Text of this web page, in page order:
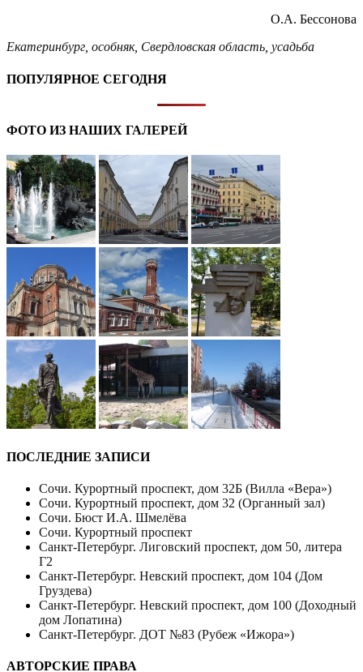
О.А. Бессонова
Екатеринбург особняк, Свердловская область усадьба
ПОПУЛЯРНОЕ СЕГОДНЯ
ФОТО ИЗ НАШИХ ГАЛЕРЕЙ
ПОСЛЕДНИЕ ЗАПИСИ
Сочи. Курортный проспект, дом 32Б (Вилла «Вера»)
Сочи. Курортный проспект, дом 32 (Органный зал)
Сочи. Бюст И.А. Шмелёва
Сочи. Курортный проспект
Санкт-Петербург. Лиговский проспект, дом 50, литера
Г2
Санкт-Петербург. Невский проспект, дом 104 (Дом
Груздева)
Санкт-Петербург. Невский проспект, дом 100 (Доходный
дом Лопатина)
Санкт-Петербург. ДОТ №83 (Рубеж «Ижора»)
АВТОРСКИЕ ПРАВА